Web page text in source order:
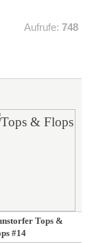
Aufrufe: 748
Tops &
#14